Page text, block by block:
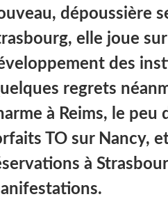
dépoussière
elle joue
des
regrets
à Reims, le peu
TO sur Nancy,
à